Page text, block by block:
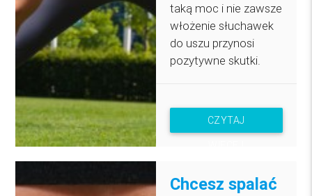
taką moc i nie zawsze
włożenie słuchawek
do uszu przynosi
pozytywne skutki.
CZYTAJ
Chcesz spalać